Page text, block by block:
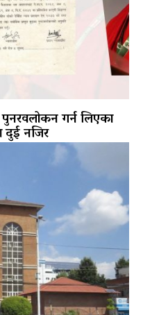
पुनरवलोकन गर्न लिएका
नजिर